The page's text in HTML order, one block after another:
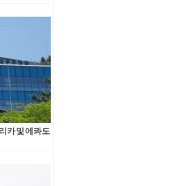
카 및 에콰도